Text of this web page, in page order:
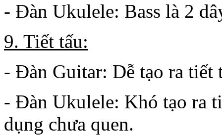
- Đàn Ukulele: Bass là 2
9. Tiết tấu:
- Đàn Guitar: Dễ tạo ra tiết
- Đàn Ukulele: Khó tạo ra
dụng chưa quen.